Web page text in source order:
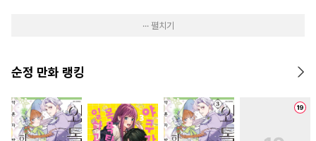
··· 펼치기
순정 만화 랭킹